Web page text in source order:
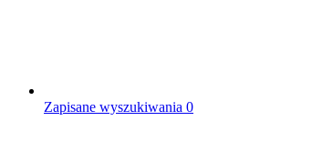
Zapisane wyszukiwania 0